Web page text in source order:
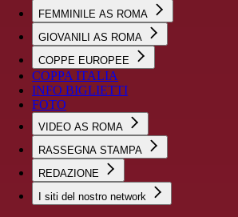
FEMMINILE AS ROMA
GIOVANILI AS ROMA
COPPE EUROPEE
COPPA ITALIA
INFO BIGLIETTI
FOTO
VIDEO AS ROMA
RASSEGNA STAMPA
REDAZIONE
I siti del nostro network